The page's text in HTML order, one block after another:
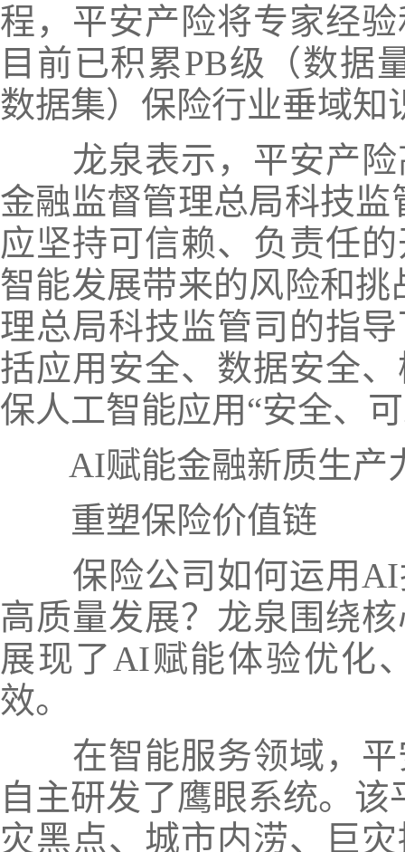
程，平安产险将专家经
目前已积累PB级（数据
数据集）保险行业垂域知
龙泉表示，平安产
金融监督管理总局科技
应坚持可信赖、负责任
智能发展带来的风险和挑
理总局科技监管司的指
括应用安全、数据安全
保人工智能应用“安全、
AI赋能金融新质生
重塑保险价值链
保险公司如何运用
高质量发展？龙泉围绕
展现了AI赋能体验优化
效。
在智能服务领域，
自主研发了鹰眼系统。 该
灾黑点、城市内涝、巨